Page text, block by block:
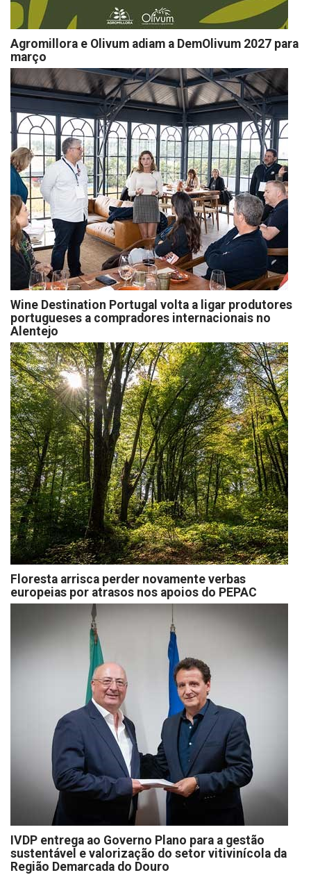
Agromillora e Olivum adiam a DemOlivum 2027 para
março
Wine Destination Portugal volta a ligar produtores
portugueses a compradores internacionais no
Alentejo
Floresta arrisca perder novamente verbas
europeias por atrasos nos apoios do PEPAC
IVDP entrega ao Governo Plano para a gestão
sustentável e valorização do setor vitivinícola da
Região Demarcada do Douro